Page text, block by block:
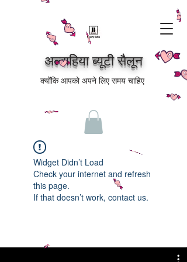
अल्बाहिया ब्यूटी सैलून
क्योंकि आपको अपने लिए समय चाहिए
Widget Didn’t Load
Check your internet and refresh
this page.
If that doesn’t work, contact us.